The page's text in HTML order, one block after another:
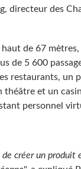
directeur des
haut de 67
de 5 600
restaurants, un
théâtre et un
personnel
créer un produit